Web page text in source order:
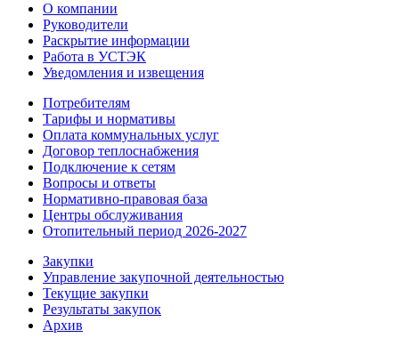
О компании
Руководители
Раскрытие информации
Работа в УСТЭК
Уведомления и извещения
Потребителям
Тарифы и нормативы
Оплата коммунальных услуг
Договор теплоснабжения
Подключение к сетям
Вопросы и ответы
Нормативно-правовая база
Центры обслуживания
Отопительный период 2026-2027
Закупки
Управление закупочной деятельностью
Текущие закупки
Результаты закупок
Архив